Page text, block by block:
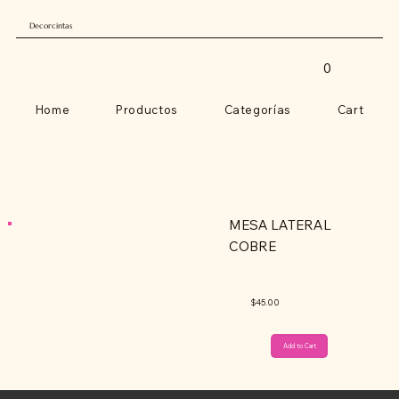
Decorcintas
Home Productos Categorías Cart
0
Add to Cart
MESA LATERAL
COBRE
$45.00